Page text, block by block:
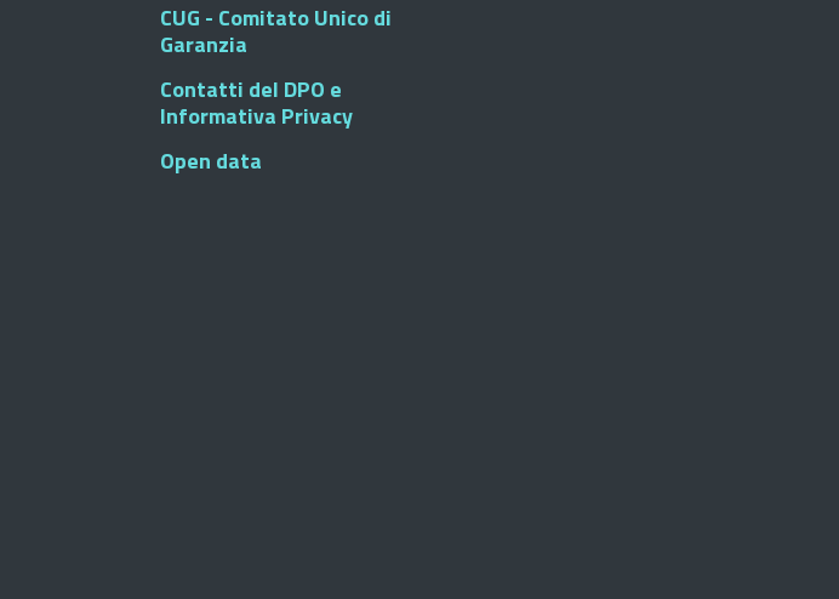
CUG - Comitato Unico di
Garanzia
Contatti del DPO e
Informativa Privacy
Open data